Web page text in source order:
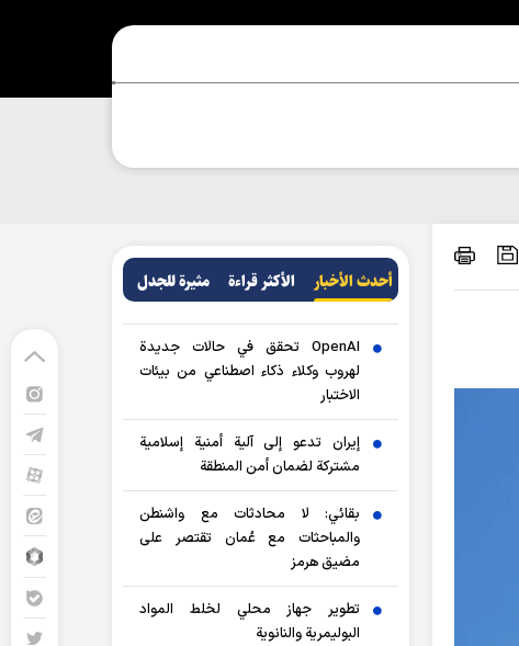
أحدث الأخبار الأکثر قراءة مثيرة للجدل
OpenAI تحقق في حالات جديدة
لهروب وكلاء ذكاء اصطناعي من بيئات
الاختبار
إيران تدعو إلى آلية أمنية إسلامية
مشتركة لضمان أمن المنطقة
بقائي: لا محادثات مع واشنطن
والمباحثات مع عُمان تقتصر على
مضيق هرمز
تطوير جهاز محلي لخلط المواد
البوليمرية والنانوية